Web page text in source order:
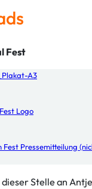
Fest
A3
Logo
Fest Pressemitteilung
Stelle an